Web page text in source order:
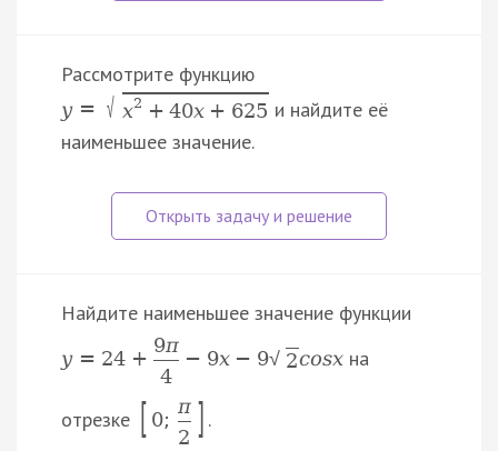
Рассмотрите функцию
y = √ x2 + 40x + 625 и найдите её
наименьшее значение.
Найдите наименьшее значение функции
y = 24 +
9π
4
− 9x − 9√ 2cosxна
отрезке [ 0;
π
2 ] .